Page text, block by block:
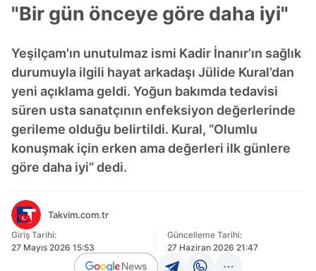
"Bir gün önceye göre daha iyi"
Yeşilçam'ın unutulmaz ismi Kadir İnanır’ın sağlık
durumuyla ilgili hayat arkadaşı Jülide Kural’dan
yeni açıklama geldi. Yoğun bakımda tedavisi
süren usta sanatçının enfeksiyon değerlerinde
gerileme olduğu belirtildi. Kural, “Olumlu
konuşmak için erken ama değerleri ilk günlere
göre daha iyi” dedi.
Takvim.com.tr
Giriş Tarihi:
27 Mayıs 2026 15:53
Güncelleme Tarihi:
27 Haziran 2026 21:47